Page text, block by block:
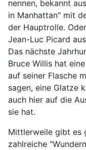
nennen, bekannt
in Manhattan" mit
der Hauptrolle.
Jean-Luc Picard
Das nächste
Bruce Willis hat
auf seiner Flasche
sagen, eine Glatze
auch hier auf die
sie hat.
Mittlerweile gibt es
zahlreiche